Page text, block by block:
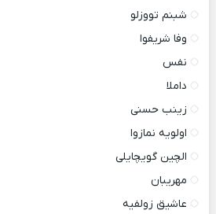
شبنم تووزلو
وفا شریفوا
نفس
داملا
زینب حسنی
اولویه نمازوا
الچین گویچایلی
مهریبان
عاشیق زولفیه